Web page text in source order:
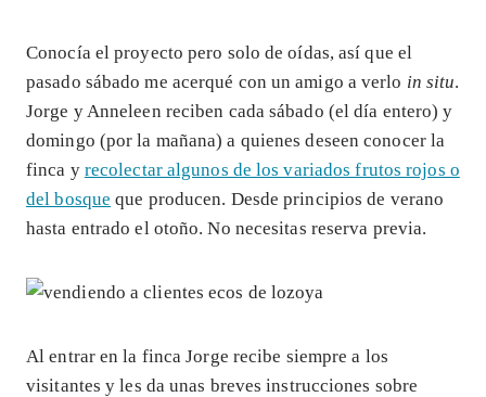
Conocía el proyecto pero solo de oídas, así que el
pasado sábado me acerqué con un amigo a verlo in situ.
Jorge y Anneleen reciben cada sábado (el día entero) y
domingo (por la mañana) a quienes deseen conocer la
finca y recolectar algunos de los variados frutos rojos o
del bosque que producen. Desde principios de verano
hasta entrado el otoño. No necesitas reserva previa.
Al entrar en la finca Jorge recibe siempre a los
visitantes y les da unas breves instrucciones sobre